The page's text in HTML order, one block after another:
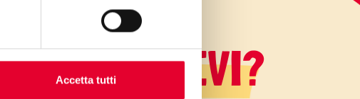
Accetta tutti
LO SAPEVI?